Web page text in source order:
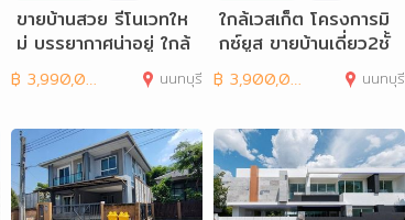
ขายบ้านสวย รีโนเวทให
ม่ บรรยากาศน่าอยู่ ใกล้
รถไฟฟ้า
฿ 3,990,000 นนทบุรี
ใกล้เวสเก็ต โครงการมิ
กซ์ยูส ขายบ้านเดี่ยว2ชั้
น บางใหญ่
฿ 3,900,000 นนทบุรี